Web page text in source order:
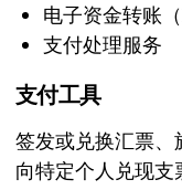
电子资金转账（
支付处理服务
支付工具
签发或兑换汇票
向特定个人兑现支